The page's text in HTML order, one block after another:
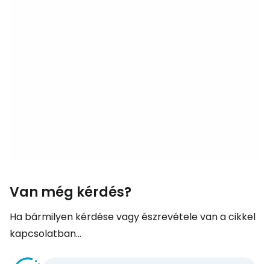
Van még kérdés?
Ha bármilyen kérdése vagy észrevétele van a cikkel
kapcsolatban...